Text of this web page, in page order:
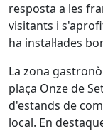
resposta a les
visitants i
ha instal·lades
La zona
plaça Onze de
d'estands de
local. En